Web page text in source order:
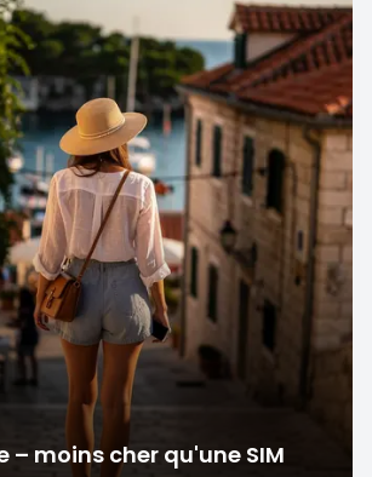
– moins cher qu'une SIM